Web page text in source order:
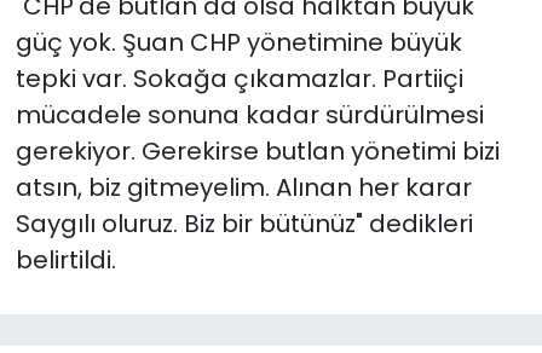
güç yok. Şuan CHP yönetimine büyük
tepki var. Sokağa çıkamazlar. Partiiçi
mücadele sonuna kadar sürdürülmesi
gerekiyor. Gerekirse butlan yönetimi bizi
atsın, biz gitmeyelim. Alınan her karar
Saygılı oluruz. Biz bir bütünüz" dedikleri
belirtildi.